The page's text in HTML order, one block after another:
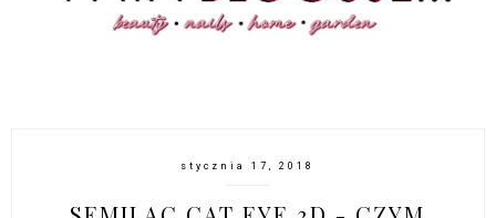
stycznia 17, 2018